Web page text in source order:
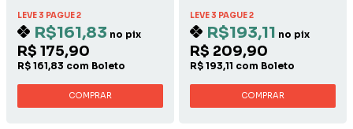
LEVE 3 PAGUE 2
R$161,83 no pix
R$ 175,90
R$ 161,83 com Boleto
COMPRAR
LEVE 3 PAGUE 2
R$193,11 no pix
R$ 209,90
R$ 193,11 com Boleto
COMPRAR